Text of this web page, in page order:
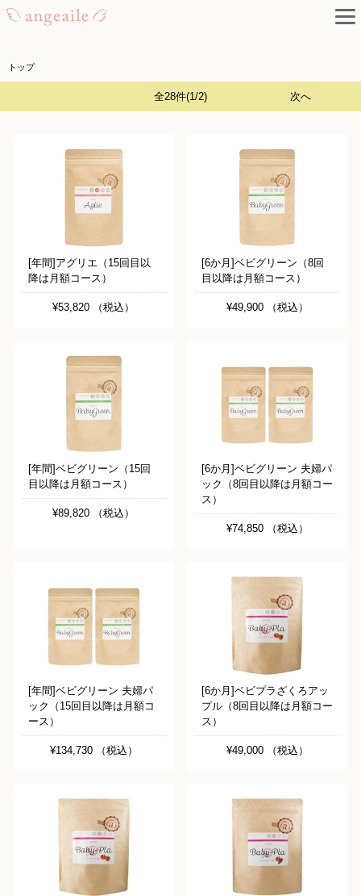
トップ
全28件(1/2) 次へ
[年間]アグリエ（15回目以
降は月額コース）
¥53,820 （税込）
[6か月]ベビグリーン（8回
目以降は月額コース）
¥49,900 （税込）
[年間]ベビグリーン（15回
目以降は月額コース）
¥89,820 （税込）
[6か月]ベビグリーン 夫婦パ
ック（8回目以降は月額コー
ス）
¥74,850 （税込）
[年間]ベビグリーン 夫婦パ
ック（15回目以降は月額コ
ース）
¥134,730 （税込）
[6か月]ベビプラざくろアッ
プル（8回目以降は月額コー
ス）
¥49,000 （税込）